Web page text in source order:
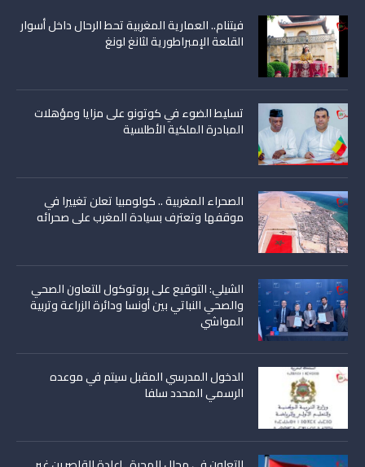
فيتنام.. العمارية المغربية تحط الرحال داخل أسوار
القلعة الإمبراطورية لثانغ لونغ
تسليط الضوء في كوتونو على مزايا ومؤهلات
المبادرة الملكية الأطلسية
الصحراء المغربية .. كولومبيا تعلن تغييرا في
موقفها وتعترف بسيادة المغرب على صحرائه
الشيلي: التوقيع على بروتوكول للتعاون الصحي
والصحي النباتي بين أونسا ودائرة الزراعة وتربية
المواشي
الدخول المدرسي المقبل سیتم في موعده
الرسمي المحدد سلفا